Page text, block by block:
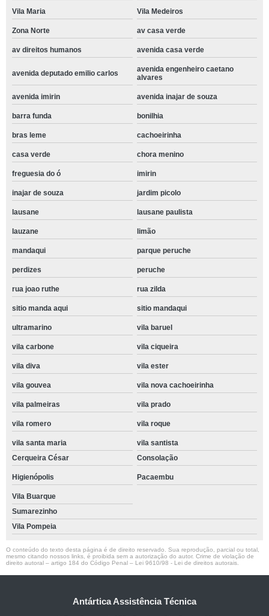
Vila Maria Vila Medeiros
Zona Norte av casa verde
av direitos humanos avenida casa verde
avenida deputado emilio carlos
avenida engenheiro caetano
alvares
avenida imirin avenida inajar de souza
barra funda bonilhia
bras leme cachoeirinha
casa verde chora menino
freguesia do ó imirin
inajar de souza jardim picolo
lausane lausane paulista
lauzane limão
mandaqui parque peruche
perdizes peruche
rua joao ruthe rua zilda
sitio manda aqui sitio mandaqui
ultramarino vila baruel
vila carbone vila ciqueira
vila diva vila ester
vila gouvea vila nova cachoeirinha
vila palmeiras vila prado
vila romero vila roque
vila santa maria
vila santista
Cerqueira César
Consolação
Higienópolis Pacaembu
Vila Buarque
Sumarezinho
Vila Pompeia
O conteúdo do texto desta página é de direito reservado. Sua reprodução, parcial ou total,
mesmo citando nossos links, é proibida sem a autorização do autor. Crime de violação de
direito autoral – artigo 184 do Código Penal – Lei 9610/98 - Lei de direitos autorais
Antártica Assistência Técnica